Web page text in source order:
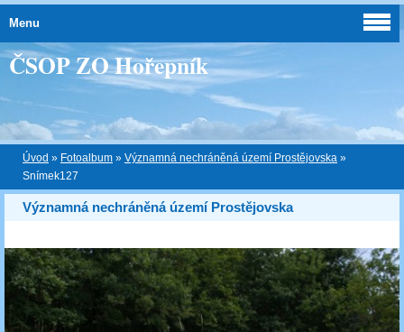
ČSOP ZO Hořepník
Úvod » Fotoalbum » Významná nechráněná území Prostějovska »
Snímek127
Významná nechráněná území Prostějovska
Menu